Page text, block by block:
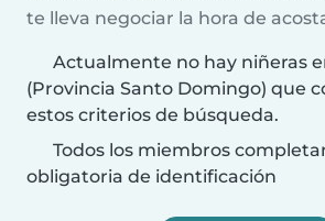
te lleva negociar la hora de
Actualmente no hay niñeras
(Provincia Santo Domingo) que
estos criterios de búsqueda.
Todos los miembros
obligatoria de identificación